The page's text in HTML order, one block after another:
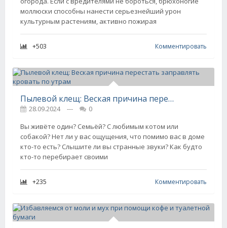
моллюски способны нанести серьезнейший урон
культурным растениям, активно пожирая
+503 Комментировать
Пылевой клещ: Веская причина перестать заправлять кровать по утрам
28.09.2024 ---
0
Вы живёте один? Семьёй? С любимым котом или
собакой? Нет ли у вас ощущения, что помимо вас в доме
кто-то есть? Слышите ли вы странные звуки? Как будто
кто-то перебирает своими
+235 Комментировать